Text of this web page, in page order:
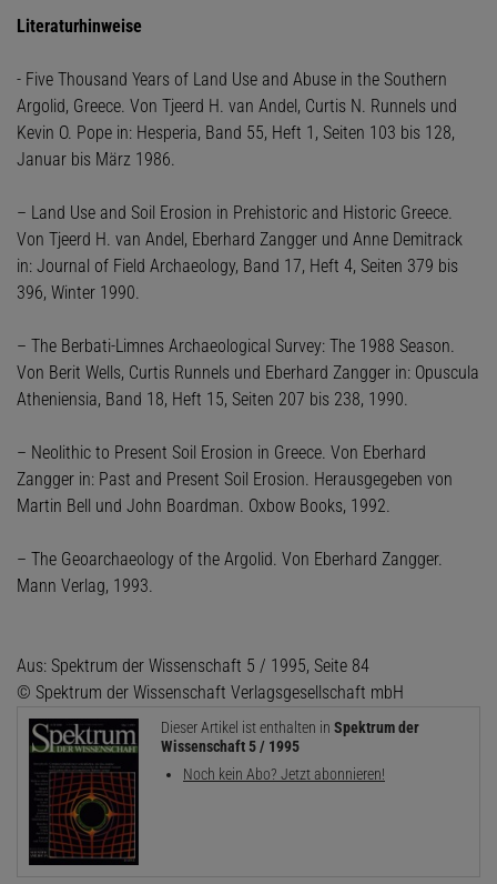
Literaturhinweise
- Five Thousand Years of Land Use and Abuse in the Southern
Argolid, Greece. Von Tjeerd H. van Andel, Curtis N. Runnels und
Kevin O. Pope in: Hesperia, Band 55, Heft 1, Seiten 103 bis 128,
Januar bis März 1986.
– Land Use and Soil Erosion in Prehistoric and Historic Greece.
Von Tjeerd H. van Andel, Eberhard Zangger und Anne Demitrack
in: Journal of Field Archaeology, Band 17, Heft 4, Seiten 379 bis
396, Winter 1990.
– The Berbati-Limnes Archaeological Survey: The 1988 Season.
Von Berit Wells, Curtis Runnels und Eberhard Zangger in: Opuscula
Atheniensia, Band 18, Heft 15, Seiten 207 bis 238, 1990.
– Neolithic to Present Soil Erosion in Greece. Von Eberhard
Zangger in: Past and Present Soil Erosion. Herausgegeben von
Martin Bell und John Boardman. Oxbow Books, 1992.
– The Geoarchaeology of the Argolid. Von Eberhard Zangger.
Mann Verlag, 1993.
Aus: Spektrum der Wissenschaft 5 / 1995, Seite 84
© Spektrum der Wissenschaft Verlagsgesellschaft mbH
Dieser Artikel ist enthalten in Spektrum der
Wissenschaft 5 / 1995
Noch kein Abo? Jetzt abonnieren!